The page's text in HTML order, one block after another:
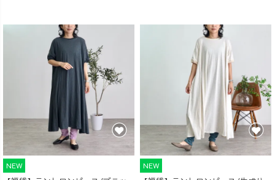
NEW NEW